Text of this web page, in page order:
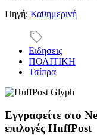
Πηγή: Καθημερινή
Ειδησεις
ΠΟΛΙΤΙΚΗ
Τσίπρα
Εγγραφείτε στο
επιλογές HuffPost